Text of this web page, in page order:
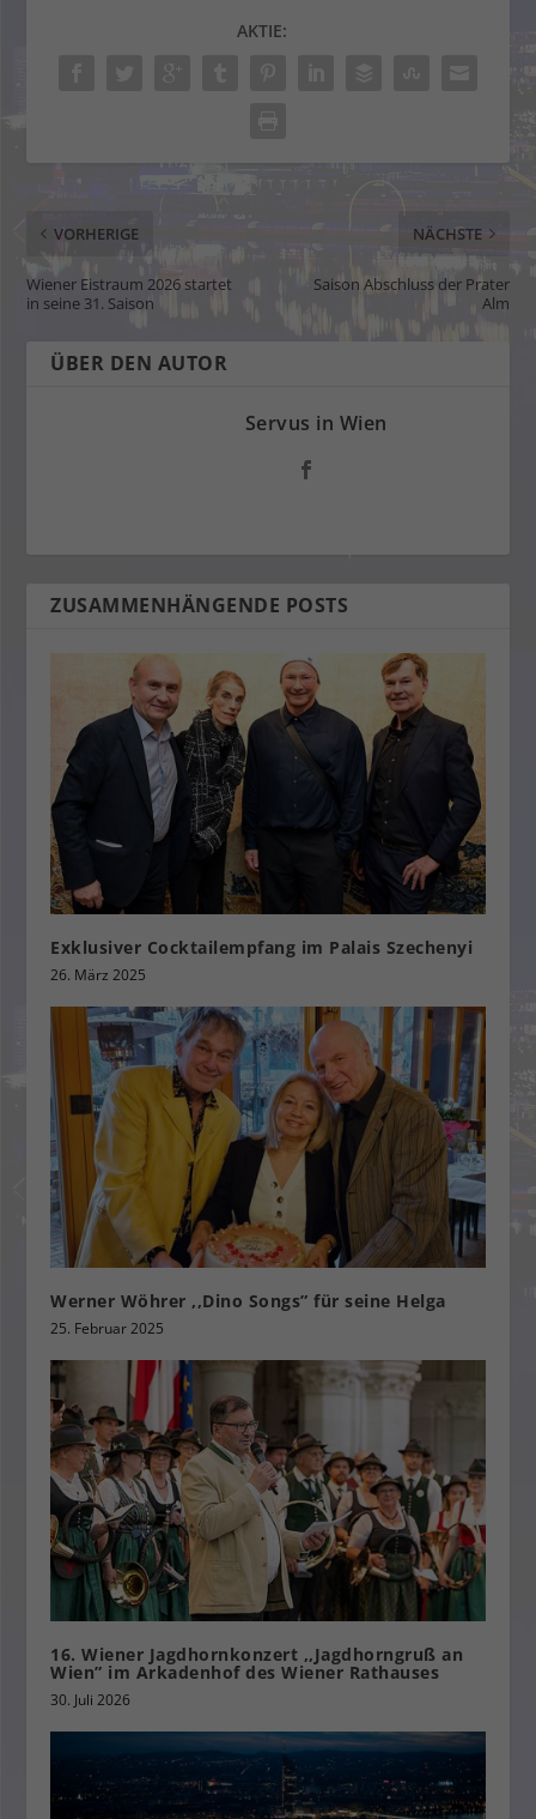
AKTIE:
VORHERIGE
Wiener Eistraum 2026 startet
in seine 31. Saison
NÄCHSTE
Saison Abschluss der Prater
Alm
ÜBER DEN AUTOR
Servus in Wien
ZUSAMMENHÄNGENDE POSTS
Exklusiver Cocktailempfang im Palais Szechenyi
26. März 2025
Werner Wöhrer ,,Dino Songs” für seine Helga
25. Februar 2025
16. Wiener Jagdhornkonzert ,,Jagdhorngruß an
Wien” im Arkadenhof des Wiener Rathauses
30. Juli 2026